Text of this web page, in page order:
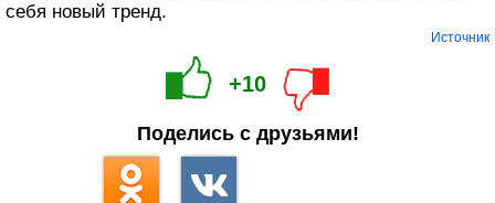
себя новый тренд.
Источник
+10
Поделись с друзьями!